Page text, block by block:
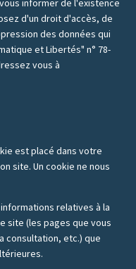
informer de l'existence
d'un droit d'accès, de
des données qui
et Libertés" n° 78-
vous à
est placé dans votre
site. Un cookie ne nous
relatives à la
site (les pages que vous
consultation, etc.) que